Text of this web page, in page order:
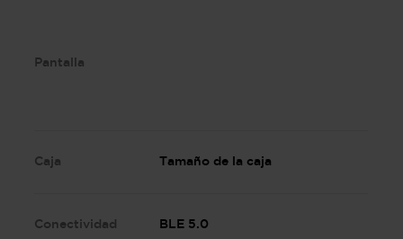
Pantalla
Caja Tamaño de la caja
Conectividad BLE 5.0